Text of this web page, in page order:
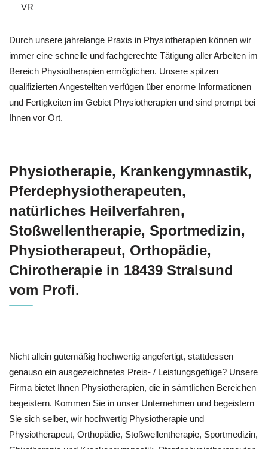
VR
Durch unsere jahrelange Praxis in Physiotherapien können wir
immer eine schnelle und fachgerechte Tätigung aller Arbeiten im
Bereich Physiotherapien ermöglichen. Unsere spitzen
qualifizierten Angestellten verfügen über enorme Informationen
und Fertigkeiten im Gebiet Physiotherapien und sind prompt bei
Ihnen vor Ort.
Physiotherapie, Krankengymnastik,
Pferdephysiotherapeuten,
natürliches Heilverfahren,
Stoßwellentherapie, Sportmedizin,
Physiotherapeut, Orthopädie,
Chirotherapie in 18439 Stralsund
vom Profi.
Nicht allein gütemäßig hochwertig angefertigt, stattdessen
genauso ein ausgezeichnetes Preis- / Leistungsgefüge? Unsere
Firma bietet Ihnen Physiotherapien, die in sämtlichen Bereichen
begeistern. Kommen Sie in unser Unternehmen und begeistern
Sie sich selber, wir hochwertig Physiotherapie und
Physiotherapeut, Orthopädie, Stoßwellentherapie, Sportmedizin,